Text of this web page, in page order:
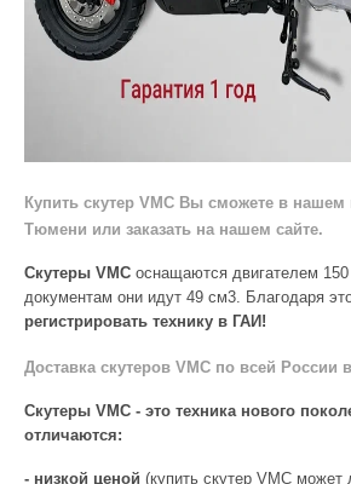
Купить скутер VMC Вы сможете в нашем
Тюмени или заказать на нашем сайте.
Скутеры VMC оснащаются двигателем
документам они идут 49 см3. Благодаря
регистрировать технику в ГАИ!
Доставка скутеров VMC по всей России
Скутеры VMC - это техника нового
отличаются:
- низкой ценой (купить скутер VMC